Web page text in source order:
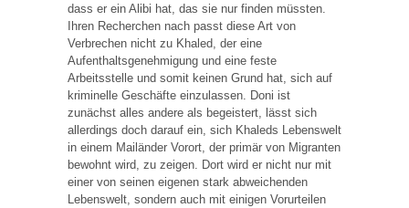
dass er ein Alibi hat, das sie nur finden müssten.
Ihren Recherchen nach passt diese Art von
Verbrechen nicht zu Khaled, der eine
Aufenthaltsgenehmigung und eine feste
Arbeitsstelle und somit keinen Grund hat, sich auf
kriminelle Geschäfte einzulassen. Doni ist
zunächst alles andere als begeistert, lässt sich
allerdings doch darauf ein, sich Khaleds Lebenswelt
in einem Mailänder Vorort, der primär von Migranten
bewohnt wird, zu zeigen. Dort wird er nicht nur mit
einer von seinen eigenen stark abweichenden
Lebenswelt, sondern auch mit einigen Vorurteilen